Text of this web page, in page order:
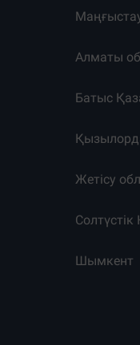
Алматы
Батыс
Жетісу
Шымкент